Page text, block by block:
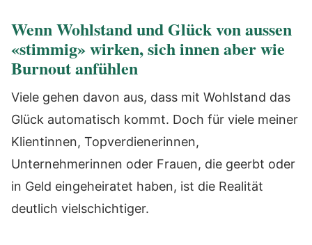
Wenn Wohlstand und Glück von aussen
«stimmig» wirken, sich innen aber wie
Burnout anfühlen
Viele gehen davon aus, dass mit Wohlstand das
Glück automatisch kommt. Doch für viele meiner
Klientinnen, Topverdienerinnen,
Unternehmerinnen oder Frauen, die geerbt oder
in Geld eingeheiratet haben, ist die Realität
deutlich vielschichtiger.